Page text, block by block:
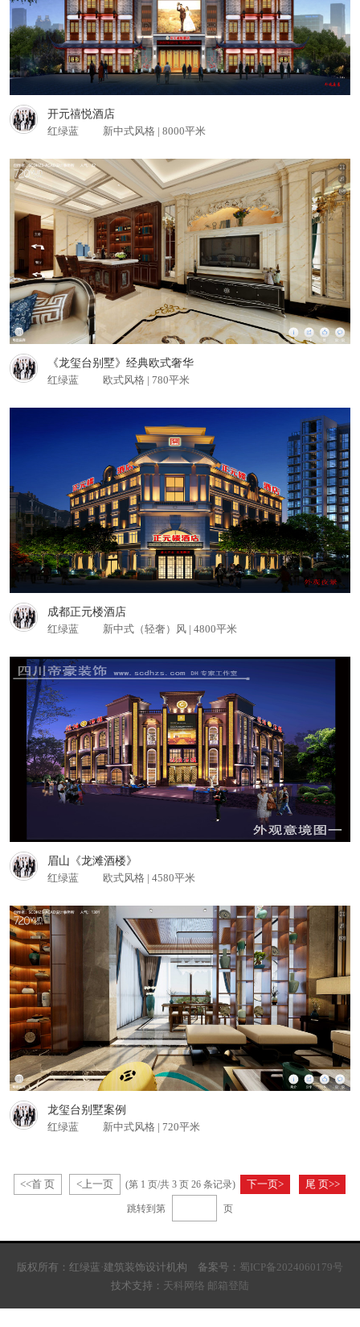
开元禧悦酒店
红绿蓝 新中式风格 | 8000平米
查看更多
《龙玺台别墅》经典欧式奢华
红绿蓝 欧式风格 | 780平米
成都正元楼酒店 餐饮酒店
查看更多
成都正元楼酒店
红绿蓝 新中式（轻奢）风 | 4800平米
眉山《龙滩酒楼》 餐饮酒店
查看更多
眉山《龙滩酒楼》
红绿蓝 欧式风格 | 4580平米
龙玺台别墅案例 别墅
查看更多
龙玺台别墅案例
红绿蓝 新中式风格 | 720平米
<<首 页 <上一页 (第 1 页/共 3 页 26 条记录) 下一页> 尾 页>>
跳转到第 页
版权所有：红绿蓝·建筑装饰设计机构 备案号： 蜀ICP备2024060179号
技术支持： 天科网络 邮箱登陆